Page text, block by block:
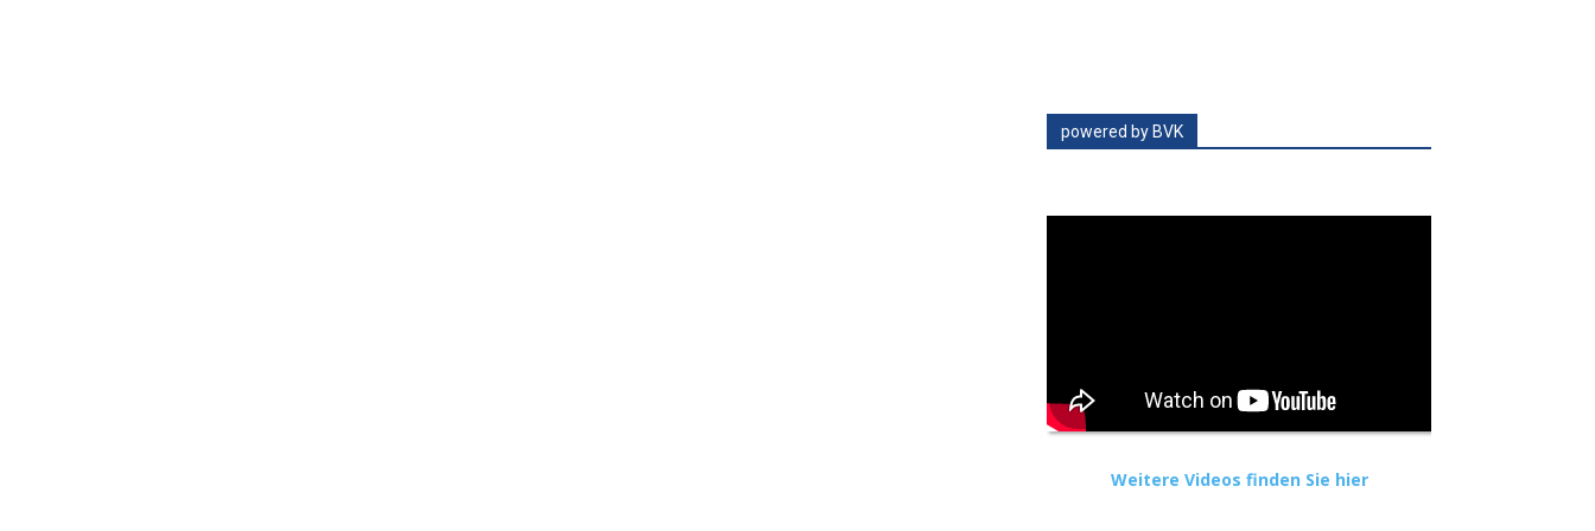
powered by BVK
Weitere Videos finden Sie hier